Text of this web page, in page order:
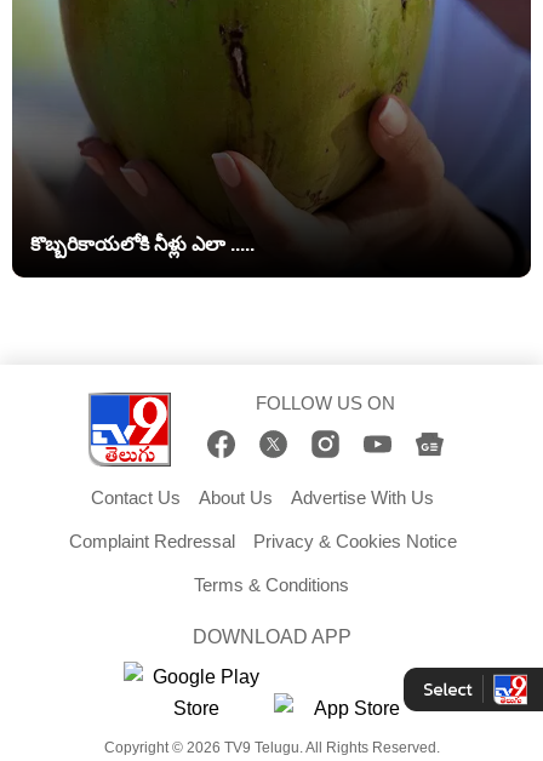
కొబ్బరికాయలోకి నీళ్లు ఎలా .....
FOLLOW US ON
Contact Us About Us Advertise With Us
Complaint Redressal Privacy & Cookies Notice
Terms & Conditions
DOWNLOAD APP
Copyright © 2026 TV9 Telugu. All Rights Reserved.